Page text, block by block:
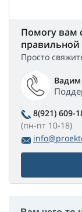
Помогу вам
Просто
Вадим
8(921) 609-
(пн-пт 10-18)